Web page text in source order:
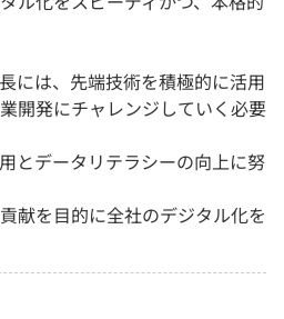
には、先端技術を積極的に活用
開発にチャレンジしていく必要
とデータリテラシーの向上に努
献を目的に全社のデジタル化を